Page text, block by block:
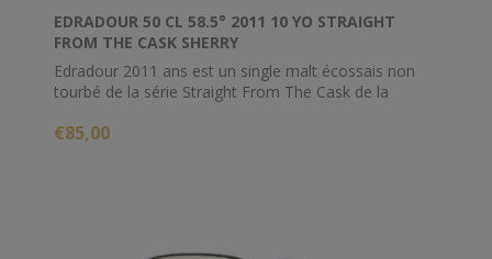
EDRADOUR 50 CL 58.5° 2011 10 YO STRAIGHT
FROM THE CASK SHERRY
Edradour 2011 ans est un single malt écossais non
tourbé de la série Straight From The Cask de la
pendant une décennie avant d'être mis en bouteille.
€85,00